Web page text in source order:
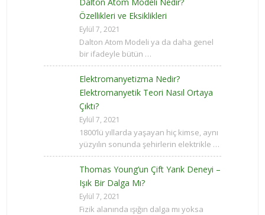
Özellikleri ve Eksiklikleri
Eylül 7, 2021
Dalton Atom Modeli ya da daha genel
bir ifadeyle bütün …
Elektromanyetizma Nedir?
Elektromanyetik Teori Nasıl Ortaya
Çıktı?
Eylül 7, 2021
1800’lü yıllarda yaşayan hiç kimse, aynı
yüzyılın sonunda şehirlerin elektrikle …
Thomas Young’un Çift Yarık Deneyi –
Işık Bir Dalga Mı?
Eylül 7, 2021
Fizik alanında ışığın dalga mı yoksa